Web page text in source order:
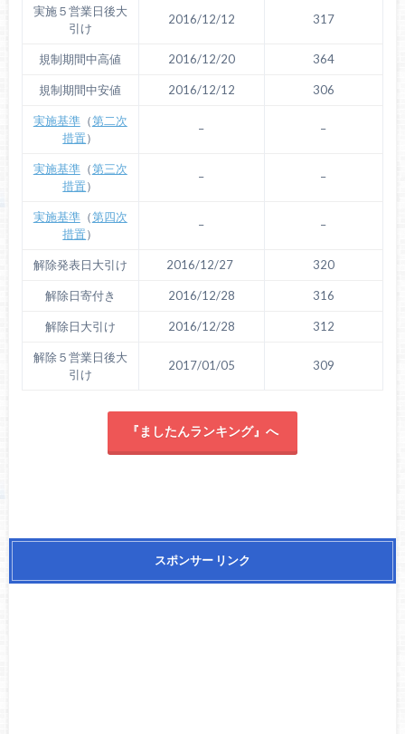
実施５営業日後大
引け
2016/12/12 317
規制期間中高値 2016/12/20 364
規制期間中安値 2016/12/12 306
実施基準（第二次
措置）
– –
実施基準（第三次
措置）
– –
実施基準（第四次
措置）
– –
解除発表日大引け 2016/12/27 320
解除日寄付き 2016/12/28 316
解除日大引け 2016/12/28 312
解除５営業日後大
引け
2017/01/05 309
『ましたんランキング』へ
スポンサー リンク